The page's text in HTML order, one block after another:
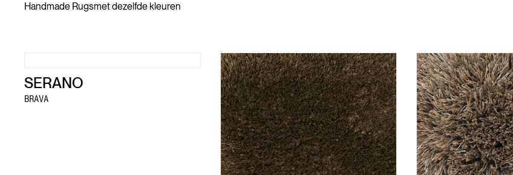
Handmade Rugsmet dezelfde kleuren
SERANO
BRAVA